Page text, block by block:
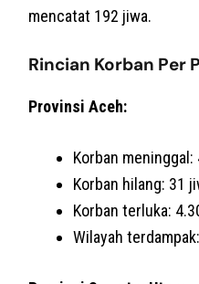
mencatat 192 jiwa.
Rincian Korban Per
Provinsi Aceh:
Korban meninggal:
Korban hilang: 31
Korban terluka:
Wilayah